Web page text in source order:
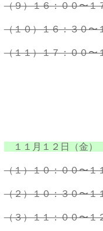
（９）１６：００〜
（１０）１６：３０
（１１）１７：００
１１月１２日（金）
（１）１０：００〜
（２）１０：３０〜
（３）１１：００〜